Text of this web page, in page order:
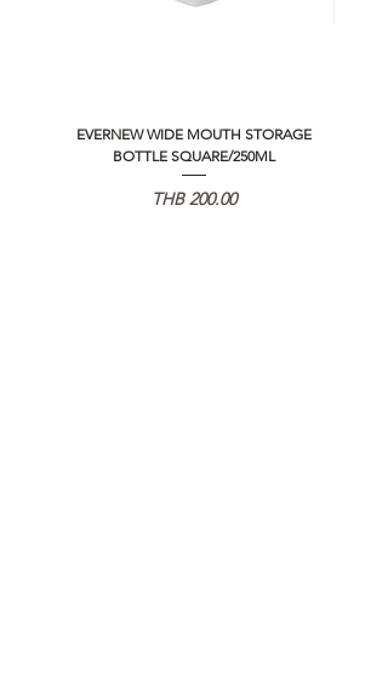
EVERNEW WIDE MOUTH STORAGE
BOTTLE SQUARE/250ML
Price
THB 200.00